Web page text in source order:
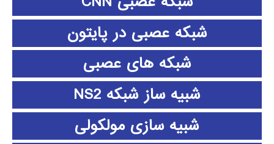
شبکه عصبی در پایتون
شبکه های عصبی
شبیه ساز شبکه NS2
شبیه سازی مولکولی